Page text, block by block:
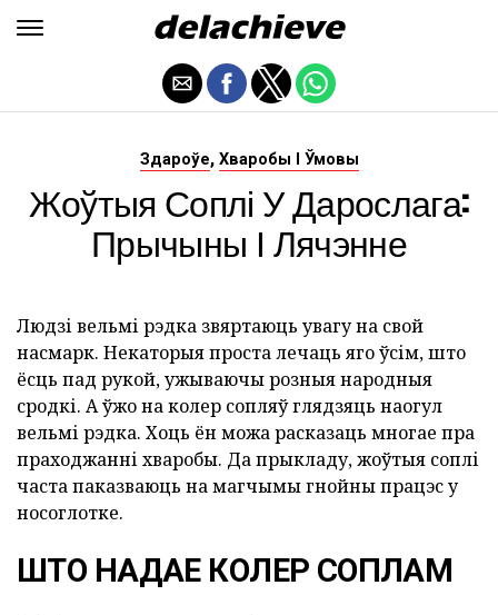
Здароўе, Хваробы І Ўмовы
Жоўтыя Соплі У Дарослага:
Прычыны І Лячэнне
Людзі вельмі рэдка звяртаюць увагу на свой
насмарк. Некаторыя проста лечаць яго ўсім, што
ёсць пад рукой, ужываючы розныя народныя
сродкі. А ўжо на колер сопляў глядзяць наогул
вельмі рэдка. Хоць ён можа расказаць многае пра
праходжанні хваробы. Да прыкладу, жоўтыя соплі
часта паказваюць на магчымы гнойны працэс у
носоглотке.
ШТО НАДАЕ КОЛЕР СОПЛАМ